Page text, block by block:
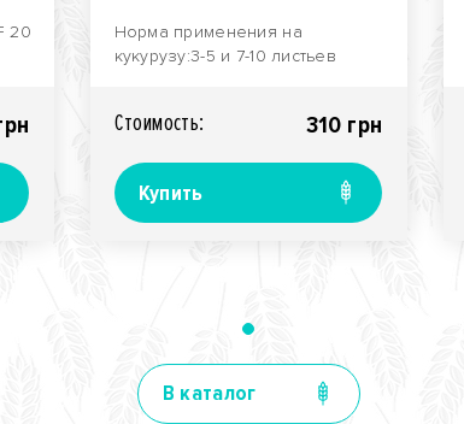
20
Норма применения на
кукурузу:3-5 и 7-10 листьев
Стоимость: 310 грн
Купить
В каталог